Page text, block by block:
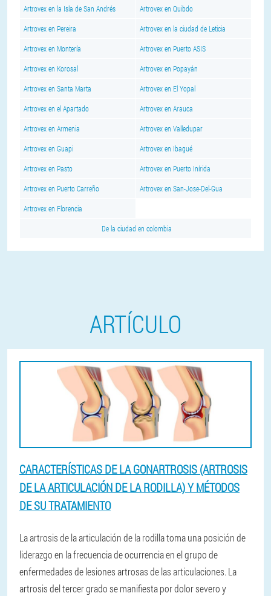
Artrovex en la Isla de San Andrés Artrovex en Quibdo
Artrovex en Pereira Artrovex en la ciudad de Leticia
Artrovex en Montería Artrovex en Puerto ASIS
Artrovex en Korosal Artrovex en Popayán
Artrovex en Santa Marta Artrovex en El Yopal
Artrovex en el Apartado Artrovex en Arauca
Artrovex en Armenia Artrovex en Valledupar
Artrovex en Guapi Artrovex en Ibagué
Artrovex en Pasto Artrovex en Puerto Inírida
Artrovex en Puerto Carreño Artrovex en San-Jose-Del-Gua
Artrovex en Florencia
De la ciudad en colombia
ARTÍCULO
CARACTERÍSTICAS DE LA GONARTROSIS (ARTROSIS
DE LA ARTICULACIÓN DE LA RODILLA) Y MÉTODOS
DE SU TRATAMIENTO
La artrosis de la articulación de la rodilla toma una posición de
liderazgo en la frecuencia de ocurrencia en el grupo de
enfermedades de lesiones artrosas de las articulaciones. La
artrosis del tercer grado se manifiesta por dolor severo y